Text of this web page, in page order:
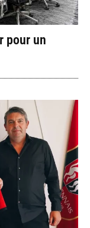
pour un